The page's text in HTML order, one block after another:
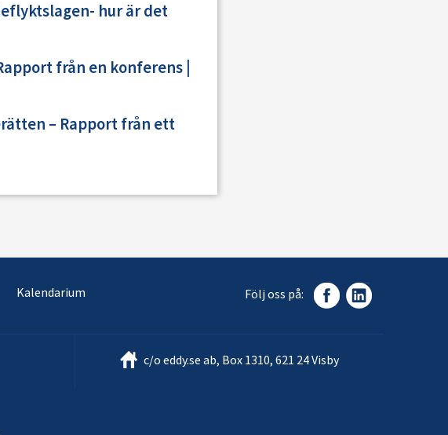
hur är det
från en konferens|
– Rapport från ett
Kalendarium Följ oss på:
c/o eddy.se ab, Box 1310, 621 24 Visby